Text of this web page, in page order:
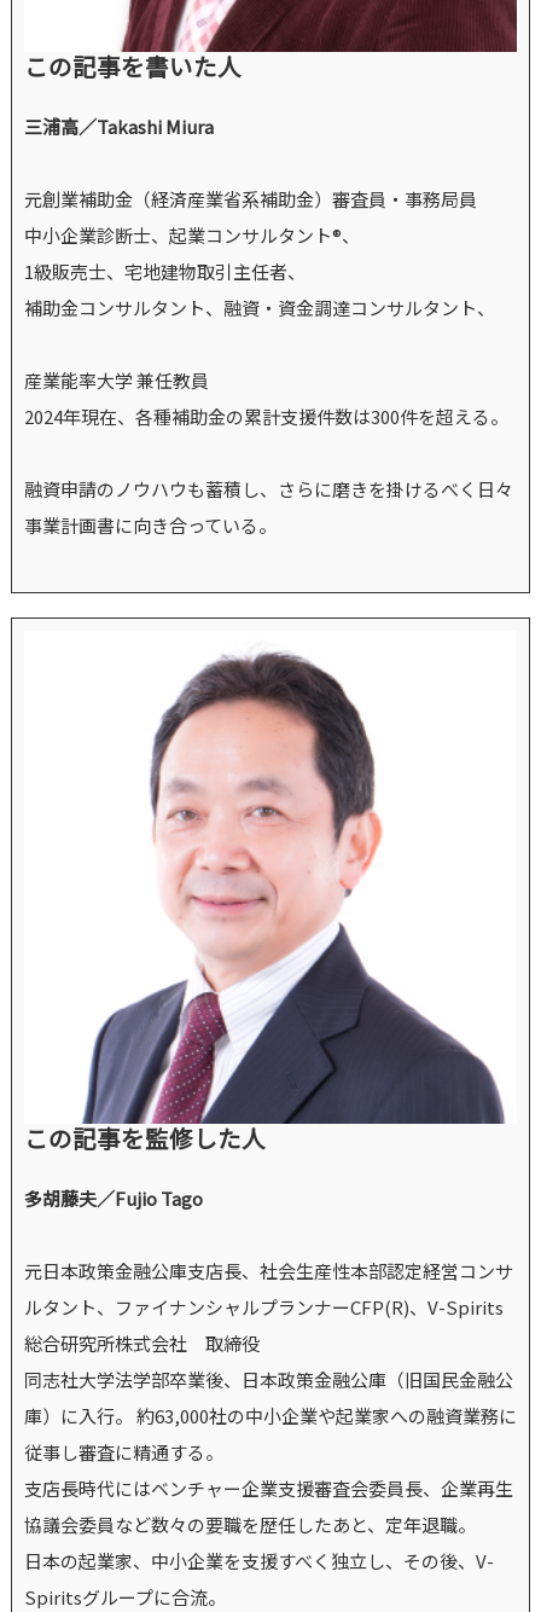
この記事を書いた人
三浦高／Takashi Miura
元創業補助金（経済産業省系補助金）審査員・事務局員
中小企業診断士、起業コンサルタント®、
1級販売士、宅地建物取引主任者、
補助金コンサルタント、融資・資金調達コンサルタント、
産業能率大学 兼任教員
2024年現在、各種補助金の累計支援件数は300件を超える。
融資申請のノウハウも蓄積し、さらに磨きを掛けるべく日々
事業計画書に向き合っている。
この記事を監修した人
多胡藤夫／Fujio Tago
元日本政策金融公庫支店長、社会生産性本部認定経営コンサ
ルタント、ファイナンシャルプランナーCFP(R)、V-Spirits
総合研究所株式会社 取締役
同志社大学法学部卒業後、日本政策金融公庫（旧国民金融公
庫）に入行。 約63,000社の中小企業や起業家への融資業務に
従事し審査に精通する。
支店長時代にはベンチャー企業支援審査会委員長、企業再生
協議会委員など数々の要職を歴任したあと、定年退職。
日本の起業家、中小企業を支援すべく独立し、その後、V-
Spiritsグループに合流。